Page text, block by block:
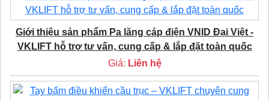
Giới thiệu sản phẩm Pa lăng cáp điện VNID Đại Việt -
VKLIFT hỗ trợ tư vấn, cung cấp & lắp đặt toàn quốc
Giá: Liên hệ